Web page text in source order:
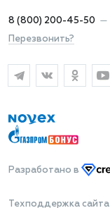
8 (800) 200-45-50 —
Перезвонить?
Разработано в
Техподдержка сайта